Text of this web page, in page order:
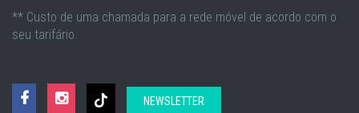
** Custo de uma chamada para a rede móvel de acordo com o
seu tarifário.
NEWSLETTER